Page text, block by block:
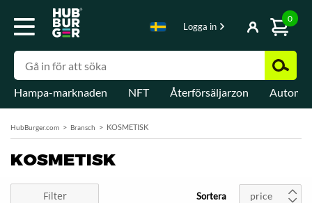
Logga in
0
Hampa-marknaden NFT Återförsäljarzon
HubBurger.com Bransch KOSMETISK
KOSMETISK
Filter Sortera price